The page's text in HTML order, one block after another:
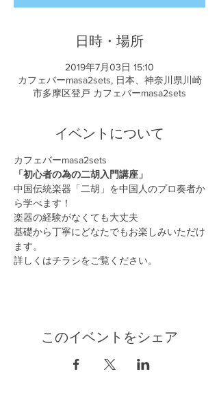
日時・場所
2019年7月03日 15:10
カフェバーmasa2sets, 日本、神奈川県川崎
市多摩区登戸 カフェバーmasa2sets
イベントについて
カフェバーmasa2sets
「初心者の為の二胡入門講座」
中国伝統楽器「二胡」を中国人のプロ奏者か
ら学べます！
楽器の経験がなくても大丈夫
基礎から丁寧にどなたでもお楽しみいただけ
ます。
詳しくはチラシをご覧ください。
このイベントをシェア